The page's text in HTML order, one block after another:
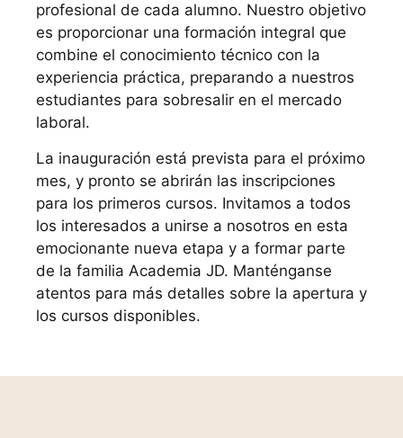
profesional de cada alumno. Nuestro objetivo
es proporcionar una formación integral que
combine el conocimiento técnico con la
experiencia práctica, preparando a nuestros
estudiantes para sobresalir en el mercado
laboral.
La inauguración está prevista para el próximo
mes, y pronto se abrirán las inscripciones
para los primeros cursos. Invitamos a todos
los interesados a unirse a nosotros en esta
emocionante nueva etapa y a formar parte
de la familia Academia JD. Manténganse
atentos para más detalles sobre la apertura y
los cursos disponibles.